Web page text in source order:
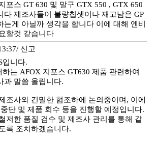
포스 GT 630 및 말구 GTX 550 , GTX 650
다 제조사들이 불량칩셋이나 재고남은 GP
는게 아닐까 생각을 합니다 이에 대해 엔비
할것 같습니다
신고
입니다.
하는 AFOX 지포스 GT630 제품 관련하여
과 말씀 올립니다.
조사와 긴밀한 협조하에 논의중이며, 이에
단 및 제품 회수 등을 진행할 예정입니다.
저한 품질 검수 및 제조사 관리를 통해 같
록 조치하겠습니다.